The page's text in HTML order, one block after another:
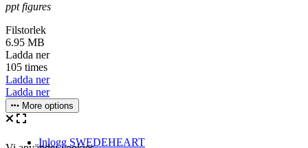
ppt figures
Filstorlek
6.95 MB
Ladda ner
105 times
Ladda ner
Ladda ner
More options